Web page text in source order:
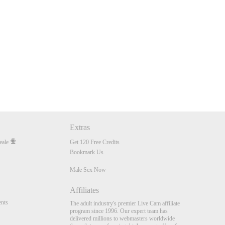
Extras
Get 120 Free Credits
Bookmark Us
Male Sex Now
Affiliates
The adult industry's premier Live Cam affiliate
program since 1996. Our expert team has
delivered millions to webmasters worldwide